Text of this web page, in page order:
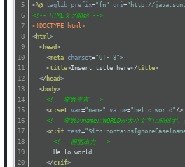
<%@ taglib prefix="fn" uri ="http://
<!-- HTMLタグ開始 -->
<!DOCTYPE html>
< html >
< head>
<meta charset="UTF-8">
<title>Insert title here</title>
</ head>
< body>
<!-- 変数宣言 -->
<c:set var="name" value="hello world" />
<!-- 変数のnameにWORLDが大小文字に関係
<c:if test=
<!-- 画面出力 -->
      Hello world
</c:if>